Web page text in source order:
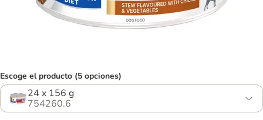
Escoge el producto (5 opciones)
24 x 156 g
754260.6